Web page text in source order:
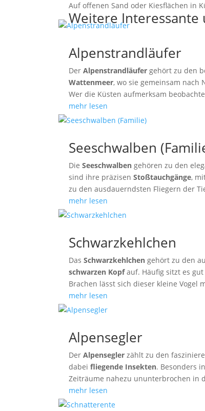
Auf offenen Sand oder Kiesflächen in
Weitere
Alpenstrandläufer
DerAlpenstrandläufer gehört zu den
Wattenmeer, wo sie gemeinsam nach
Wer die Küsten aufmerksam
mehr lesen
Seeschwalben
DieSeeschwalben gehören zu den
sind ihre präzisenStoßtauchgänge,
zu den ausdauerndsten Fliegern der
mehr lesen
Schwarzkehlchen
DasSchwarzkehlchen gehört zu den
schwarzen Kopfauf. Häufig sitzt es
Brachen lässt sich dieser kleine Vogel
mehr lesen
Alpensegler
DerAlpensegler zählt zu den
dabeifliegende Insekten. Besonders
Zeiträume nahezu ununterbrochen in
mehr lesen